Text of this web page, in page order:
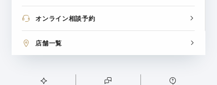
オンライン相談予約
店舗一覧